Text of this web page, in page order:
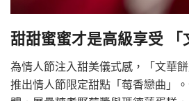
甜甜蜜蜜才是高級享受 「
為情人節注入甜美儀式感，「文華
推出情人節限定甜點「莓香戀曲」